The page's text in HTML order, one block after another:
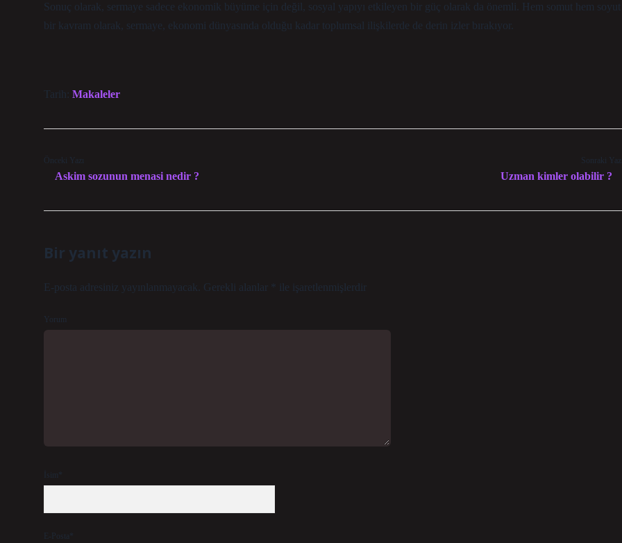
Sonuç olarak, sermaye sadece ekonomik büyüme için değil, sosyal yapıyı etkileyen bir güç olarak da önemli. Hem somut hem soyut
bir kavram olarak, sermaye, ekonomi dünyasında olduğu kadar toplumsal ilişkilerde de derin izler bırakıyor.
Tarih: Makaleler
Önceki Yazı
Askim sozunun menasi nedir ?
Sonraki
Uzman kimler olabilir ?
Bir yanıt yazın
E-posta adresiniz yayınlanmayacak. Gerekli alanlar ile işaretlenmişlerdir
Yorum
İsim*
E-Posta*